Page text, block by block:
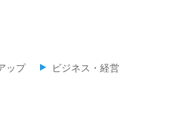
ップ ビジネス・経営